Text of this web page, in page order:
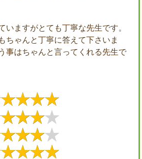
いますがとても丁寧な先生です。
ちゃんと丁寧に答えて下さいま
事はちゃんと言ってくれる先生で